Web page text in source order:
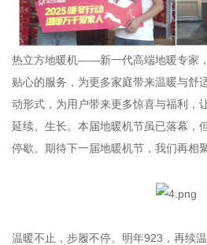
热立方地暖机——新一代高端地暖专家
贴心的服务，为更多家庭带来温暖与舒
动形式，为用户带来更多惊喜与福利，
延续、生长。本届地暖机节虽已落幕，
停歇。期待下一届地暖机节，我们再相
温暖不止，步履不停。明年923，再续温